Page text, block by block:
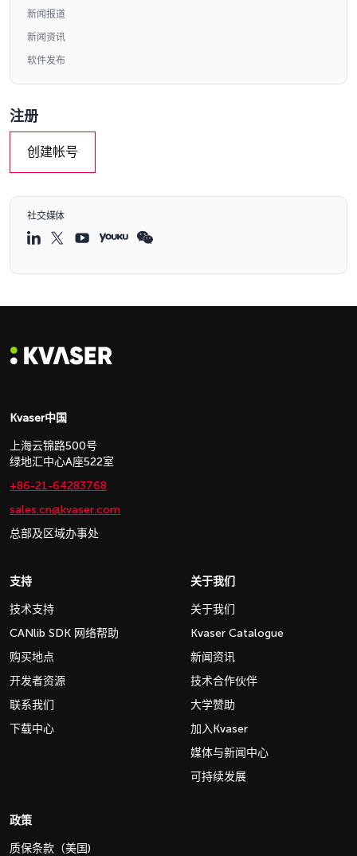
新闻报道
新闻资讯
软件发布
注册
创建帐号
社交媒体
Kvaser中国
上海云锦路500号
绿地汇中心A座522室
+86-21-64283768
sales.cn@kvaser.com
总部及区域办事处
支持
技术支持
CANlib SDK 网络帮助
购买地点
开发者资源
联系我们
下载中心
关于我们
关于我们
Kvaser Catalogue
新闻资讯
技术合作伙伴
大学赞助
加入Kvaser
媒体与新闻中心
可持续发展
政策
质保条款（美国)